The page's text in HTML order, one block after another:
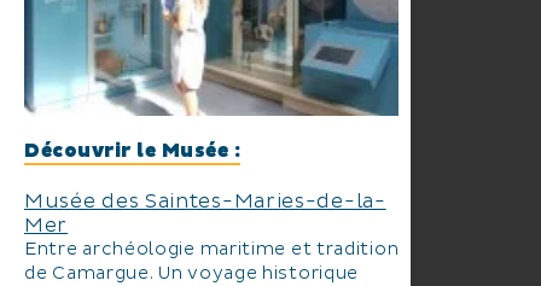
Découvrir le Musée :
Musée des Saintes-Maries-de-la-
Mer
Entre archéologie maritime et traditions
de Camargue. Un voyage historique